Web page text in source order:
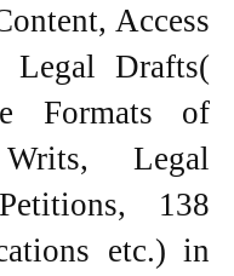
Access
Drafts(
Formats of
Legal
138
etc.) in